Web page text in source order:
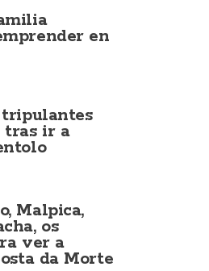
en
tripulantes
tras ir a
Malpica,
os
ver a
da Morte